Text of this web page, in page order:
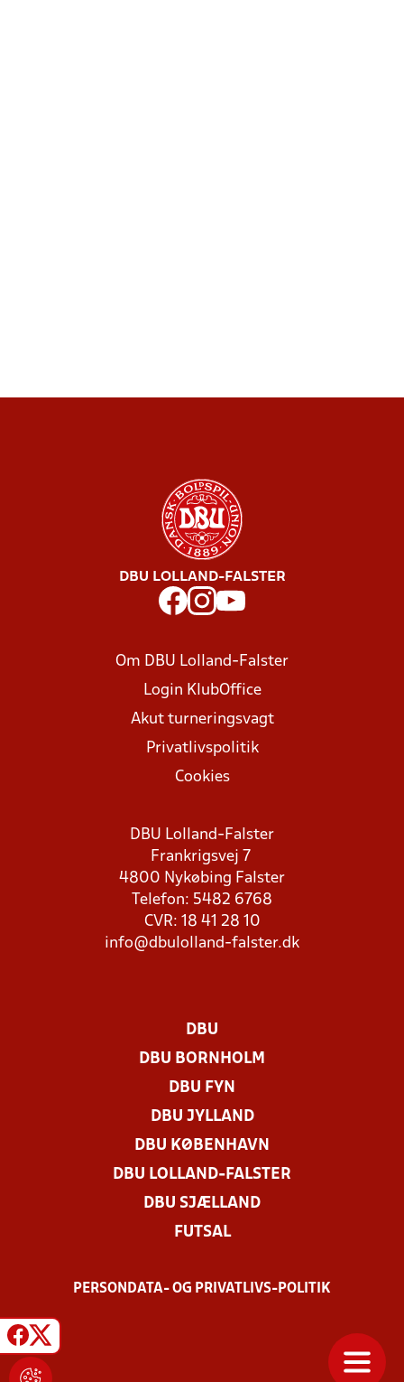
DBU LOLLAND-FALSTER
Om DBU Lolland-Falster
Login KlubOffice
Akut turneringsvagt
Privatlivspolitik
Cookies
DBU Lolland-Falster
Frankrigsvej 7
4800 Nykøbing Falster
Telefon: 5482 6768
CVR: 18 41 28 10
info@dbulolland-falster.dk
DBU
DBU BORNHOLM
DBU FYN
DBU JYLLAND
DBU KØBENHAVN
DBU LOLLAND-FALSTER
DBU SJÆLLAND
FUTSAL
PERSONDATA- OG PRIVATLIVS-POLITIK